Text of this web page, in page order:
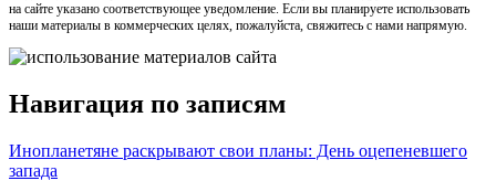
на сайте указано соответствующее уведомление. Если вы планируете использовать
наши материалы в коммерческих целях, пожалуйста, свяжитесь с нами напрямую.
Навигация по записям
Инопланетяне раскрывают свои планы: День оцепеневшего
запада